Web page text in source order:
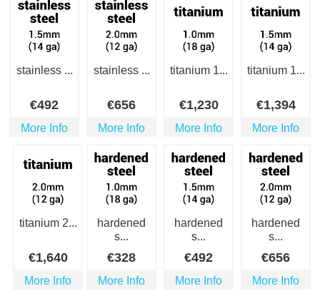
stainless ...
€492
More Info
stainless ...
€656
More Info
titanium 1...
€1,230
More Info
titanium 1...
€1,394
More Info
titanium 2...
€1,640
More Info
hardened
s...
€328
More Info
hardened
s...
€492
More Info
hardened
s...
€656
More Info